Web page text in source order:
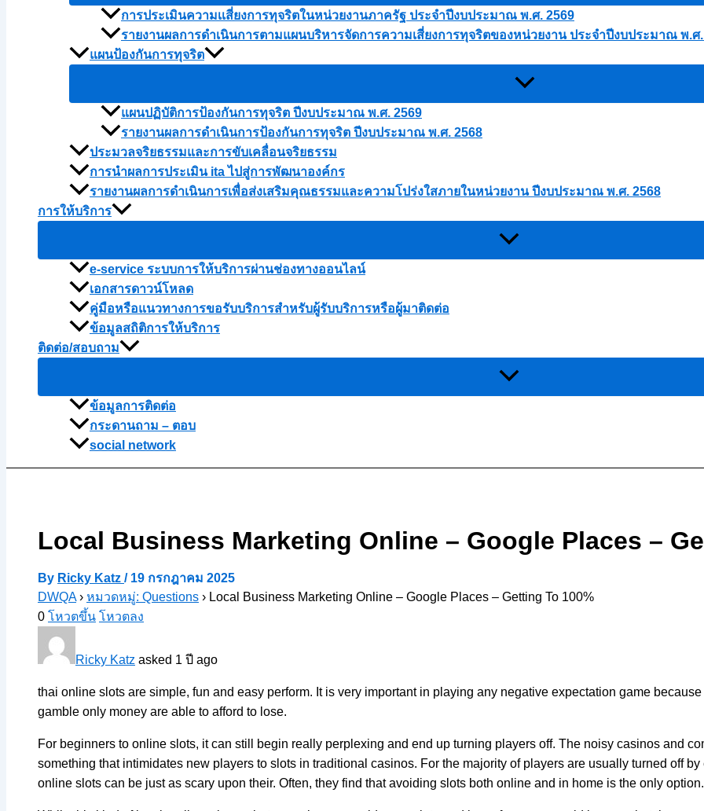
การประเมินความเเสี่ยงการทุจริตในหน่วยงานภาครัฐ ประจำปีงบประมาณ พ.ศ. 2569
รายงานผลการดำเนินการตามแผนบริหารจัดการความเสี่ยงการทุจริตของหน่วยงาน ประจำปีงบประมาณ พ.ศ.
แผนป้องกันการทุจริต
แผนปฏิบัติการป้องกันการทุจริต ปีงบประมาณ พ.ศ. 2569
รายงานผลการดำเนินการป้องกันการทุจริต ปีงบประมาณ พ.ศ. 2568
ประมวลจริยธรรมและการขับเคลื่อนจริยธรรม
การนำผลการประเมิน ita ไปสู่การพัฒนาองค์กร
รายงานผลการดำเนินการเพื่อส่งเสริมคุณธรรมและความโปร่งใสภายในหน่วยงาน ปีงบประมาณ พ.ศ. 2568
การให้บริการ
e-service ระบบการให้บริการผ่านช่องทางออนไลน์
เอกสารดาวน์โหลด
คู่มือหรือแนวทางการขอรับบริการสำหรับผู้รับบริการหรือผู้มาติดต่อ
ข้อมูลสถิติการให้บริการ
ติดต่อ/สอบถาม
ข้อมูลการติดต่อ
กระดานถาม – ตอบ
social network
Local Business Marketing Online – Google Places –
By Ricky Katz / 19 กรกฎาคม 2025
DWQA› หมวดหมู่: Questions › Local Business Marketing Online – Google Places – Getting To 100%
0 โหวตขึ้น โหวตลง
Ricky Katz asked 1 ปี ago
thai online slots are simple, fun and easy perform. It is very important in playing any negative expectation game
gamble only money are able to afford to lose.
For beginners to online slots, it can still begin really perplexing and end up turning players off. The noisy casinos and
something that intimidates new players to slots in traditional casinos. For the majority of players are usually turned off
online slots can be just as scary upon their. Often, they find that avoiding slots both online and in home is the only option.